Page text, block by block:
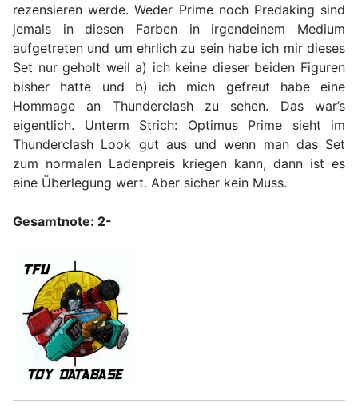
rezensieren werde. Weder Prime noch Predaking sind
jemals in diesen Farben in irgendeinem Medium
aufgetreten und um ehrlich zu sein habe ich mir dieses
Set nur geholt weil a) ich keine dieser beiden Figuren
bisher hatte und b) ich mich gefreut habe eine
Hommage an Thunderclash zu sehen. Das war’s
eigentlich. Unterm Strich: Optimus Prime sieht im
Thunderclash Look gut aus und wenn man das Set
zum normalen Ladenpreis kriegen kann, dann ist es
eine Überlegung wert. Aber sicher kein Muss.
Gesamtnote: 2-